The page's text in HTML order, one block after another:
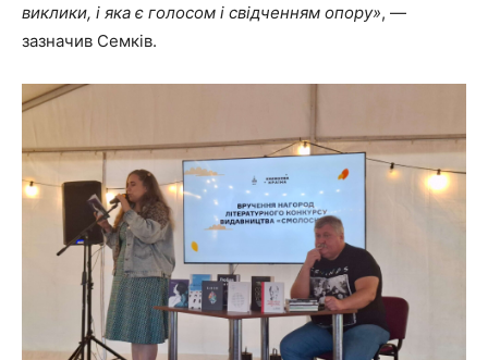
виклики, і яка є голосом і свідченням опору», —
зазначив Семків.